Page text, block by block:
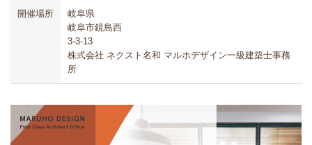
開催場所
岐阜県
岐阜市鏡島西
3-3-13
株式会社 ネクスト名和 マルホデザイン一級建築士事務
所